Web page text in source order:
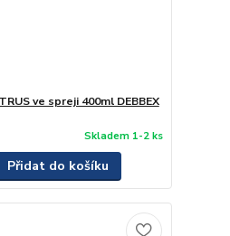
ve spreji 400ml DEBBEX
Skladem 1-2 ks
Přidat do košíku